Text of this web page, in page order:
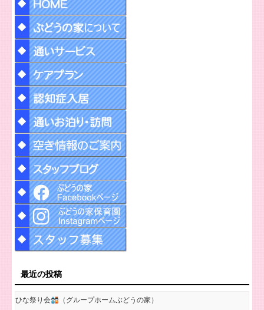
最近の投稿
ひな祭り会 （グループホームぶどうの家）